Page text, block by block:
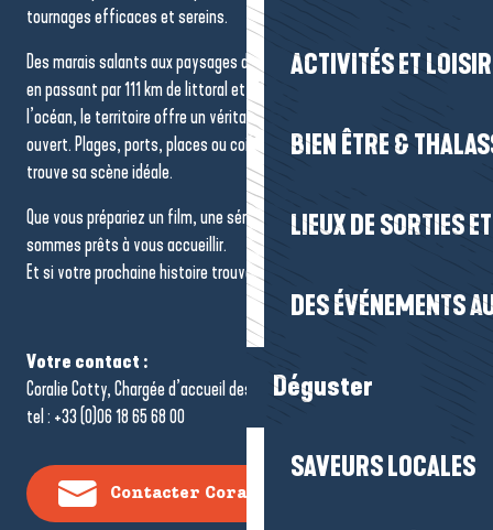
ACTIVITÉS ET
BIEN ÊTRE &
LIEUX DE SORTIES
DES ÉVÉNEMENTS
Déguster
SAVEURS LOCALES
tournages efficaces et sereins.
Des marais salants aux paysages du Parc naturel régional de Brière,
en passant par 111 km de littoral et des villas emblématiques face à
l’océan, le territoire offre un véritable catalogue de décors à ciel
ouvert. Plages, ports, places ou coins sauvages… chaque projet y
trouve sa scène idéale.
Que vous prépariez un film, une série ou un documentaire, nous
sommes prêts à vous accueillir.
Et si votre prochaine histoire trouvait ici son décor idéal ?
Votre contact :
Coralie Cotty, Chargée d’accueil des tournages
tel : +33 (0)06 18 65 68 00
Contacter Coralie Cotty